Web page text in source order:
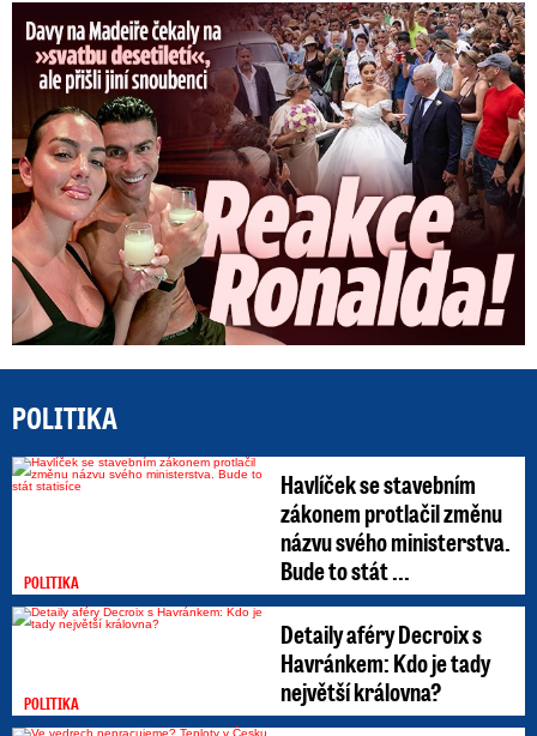
Ronaldova »svatba« pobláznila Madeiru: Reakce Cristiana!
POLITIKA
POLITIKA
Havlíček se stavebním
zákonem protlačil změnu
názvu svého ministerstva.
Bude to stát ...
POLITIKA
Detaily aféry Decroix s
Havránkem: Kdo je tady
největší královna?